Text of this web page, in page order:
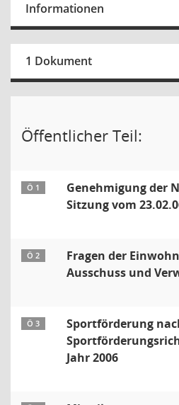
Informationen
1 Dokument
Öffentlicher Teil:
Ö 1
Genehmigung der
Sitzung vom
Ö 2
Fragen der
Ausschuss und
Ö 3
Sportförderung
Jahr 2006